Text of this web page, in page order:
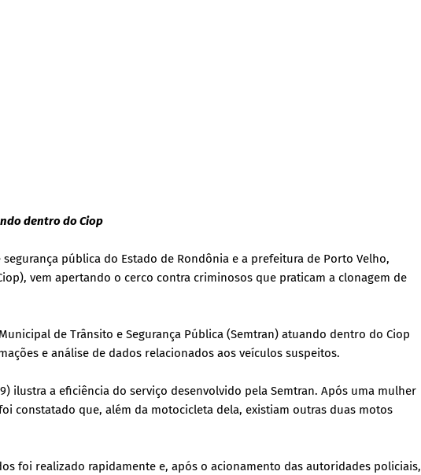
dentro do Ciop
pública do Estado de Rondônia e a prefeitura de Porto Velho,
vem apertando o cerco contra criminosos que praticam a clonagem de
de Trânsito e Segurança Pública (Semtran) atuando dentro do Ciop
e análise de dados relacionados aos veículos suspeitos.
ilustra a eficiência do serviço desenvolvido pela Semtran. Após uma mulher
constatado que, além da motocicleta dela, existiam outras duas motos
foi realizado rapidamente e, após o acionamento das autoridades policiais,